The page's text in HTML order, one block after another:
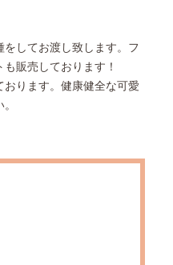
してお渡し致します。フ
販売しております！
おります。健康健全な可愛